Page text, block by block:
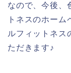
なので、今後、
トネスのホー
ルフィットネス
ただきます♪